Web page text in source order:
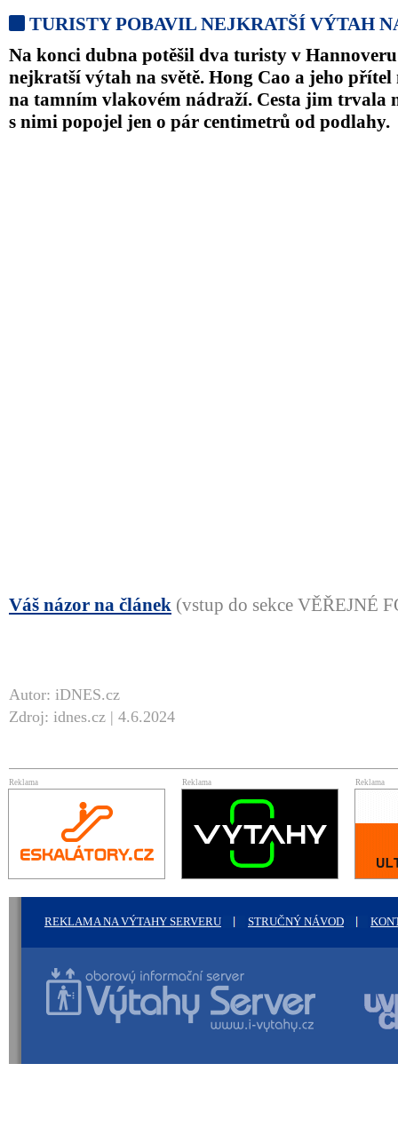
TURISTY POBAVIL NEJKRATŠÍ VÝTAH
Na konci dubna potěšil dva turisty v
nejkratší výtah na světě. Hong Cao a jeho
na tamním vlakovém nádraží. Cesta jim trvala
s nimi popojel jen o pár centimetrů od podlahy.
Váš názor na článek (vstup do sekce VĚŘEJNÉ
Autor: iDNES.cz
Zdroj: idnes.cz | 4.6.2024
Reklama Reklama Reklama
REKLAMA NA VÝTAHY SERVERU STRUČNÝ NÁVOD